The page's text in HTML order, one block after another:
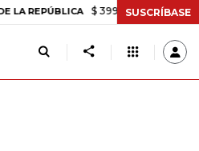
$ 399.745,16 +$ 2.295,71
SUSCRÍBASE